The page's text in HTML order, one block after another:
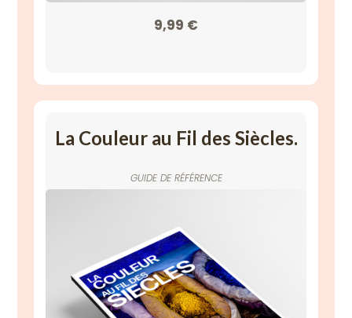
9,99 €
La Couleur au Fil des Siècles.
GUIDE DE RÉFÉRENCE